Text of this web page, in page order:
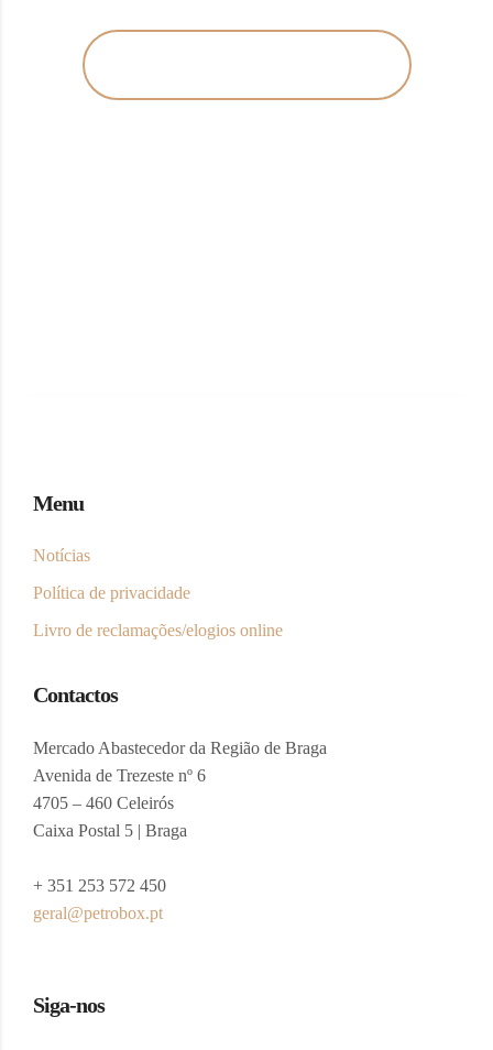
Menu
Notícias
Política de privacidade
Livro de reclamações/elogios online
Contactos
Mercado Abastecedor da Região de Braga
Avenida de Trezeste nº 6
4705 – 460 Celeirós
Caixa Postal 5 | Braga
+ 351 253 572 450
geral@petrobox.pt
Siga-nos